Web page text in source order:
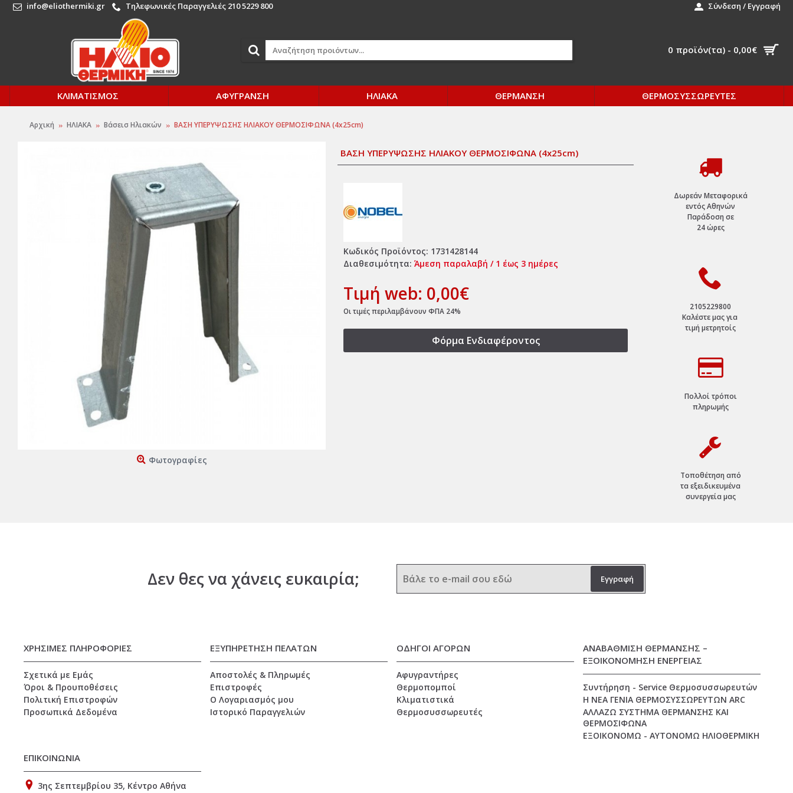
info@eliothermiki.gr Τηλεφωνικές Παραγγελιές 210 5229 800 Σύνδεση / Εγγραφή
0 προϊόν(τα) - 0,00€
ΚΛΙΜΑΤΙΣΜΟΣ ΑΦΥΓΡΑΝΣΗ ΗΛΙΑΚΑ ΘΕΡΜΑΝΣΗ ΘΕΡΜΟΣΥΣΣΩΡΕΥΤΕΣ
Αρχική ΗΛΙΑΚΑ Βάσεισ Ηλιακών ΒΑΣΗ ΥΠΕΡΥΨΩΣΗΣ ΗΛΙΑΚΟΥ ΘΕΡΜΟΣΙΦΩΝΑ (4x25cm)
Δωρεάν Μεταφορικά
εντός Αθηνών
Παράδοση σε
24 ώρες
2105229800
Καλέστε μας για
τιμή μετρητοίς
Πολλοί τρόποι
πληρωμής
Τοποθέτηση από
τα εξειδικευμένα
συνεργεία μας
Φωτογραφίες
ΒΑΣΗ ΥΠΕΡΥΨΩΣΗΣ ΗΛΙΑΚΟΥ ΘΕΡΜΟΣΙΦΩΝΑ (4x25cm)
Κωδικός Προϊόντος: 1731428144
Διαθεσιμότητα: Άμεση παραλαβή / 1 έως 3 ημέρες
Τιμή web: 0,00€
Οι τιμές περιλαμβάνουν ΦΠΑ 24%
Φόρμα Ενδιαφέροντος
Δεν θες να χάνεις ευκαιρία; Εγγραφή
ΧΡΗΣΙΜΕΣ ΠΛΗΡΟΦΟΡΙΕΣ
Σχετικά με Εμάς
Όροι & Προυποθέσεις
Πολιτική Επιστροφών
Προσωπικά Δεδομένα
ΕΞΥΠΗΡΕΤΗΣΗ ΠΕΛΑΤΩΝ
Αποστολές & Πληρωμές
Επιστροφές
O Λογαριασμός μου
Ιστορικό Παραγγελιών
ΟΔΗΓΟΙ ΑΓΟΡΩΝ
Αφυγραντήρες
Θερμοπομποί
Κλιματιστικά
Θερμοσυσσωρευτές
ΑΝΑΒΑΘΜΙΣΗ ΘΕΡΜΑΝΣΗΣ –
ΕΞΟΙΚΟΝΟΜΗΣΗ ΕΝΕΡΓΕΙΑΣ
Συντήρηση - Service Θερμοσυσσωρευτών
Η ΝΕΑ ΓΕΝΙΑ ΘΕΡΜΟΣΥΣΣΩΡΕΥΤΩΝ ARC
ΑΛΛΑΖΩ ΣΥΣΤΗΜΑ ΘΕΡΜΑΝΣΗΣ ΚΑΙ
ΘΕΡΜΟΣΙΦΩΝΑ
ΕΞΟΙΚΟΝΟΜΩ - ΑΥΤΟΝΟΜΩ ΗΛΙΟΘΕΡΜΙΚΗ
ΕΠΙΚΟΙΝΩΝΙΑ
3ης Σεπτεμβρίου 35, Κέντρο Αθήνα